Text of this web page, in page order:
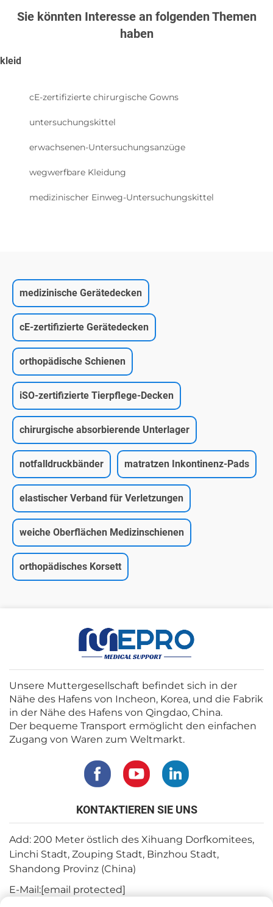
Sie könnten Interesse an folgenden Themen
haben
kleid
cE-zertifizierte chirurgische Gowns
untersuchungskittel
erwachsenen-Untersuchungsanzüge
wegwerfbare Kleidung
medizinischer Einweg-Untersuchungskittel
medizinische Gerätedecken
cE-zertifizierte Gerätedecken
orthopädische Schienen
iSO-zertifizierte Tierpflege-Decken
chirurgische absorbierende Unterlager
notfalldruckbänder matratzen Inkontinenz-Pads
elastischer Verband für Verletzungen
weiche Oberflächen Medizinschienen
orthopädisches Korsett
Unsere Muttergesellschaft befindet sich in der
Nähe des Hafens von Incheon, Korea, und die Fabrik
in der Nähe des Hafens von Qingdao, China.
Der bequeme Transport ermöglicht den einfachen
Zugang von Waren zum Weltmarkt.
KONTAKTIEREN SIE UNS
Add: 200 Meter östlich des Xihuang Dorfkomitees,
Linchi Stadt, Zouping Stadt, Binzhou Stadt,
Shandong Provinz (China)
E-Mail:[email protected]